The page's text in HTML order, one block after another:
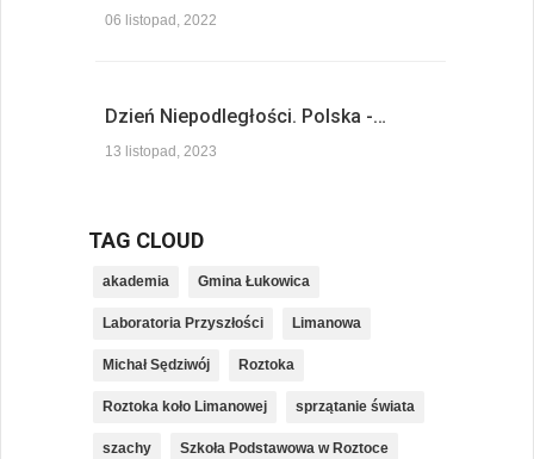
06 listopad, 2022
Dzień Niepodległości. Polska -…
13 listopad, 2023
TAG CLOUD
akademia Gmina Łukowica
Laboratoria Przyszłości Limanowa
Michał Sędziwój Roztoka
Roztoka koło Limanowej sprzątanie świata
szachy Szkoła Podstawowa w Roztoce